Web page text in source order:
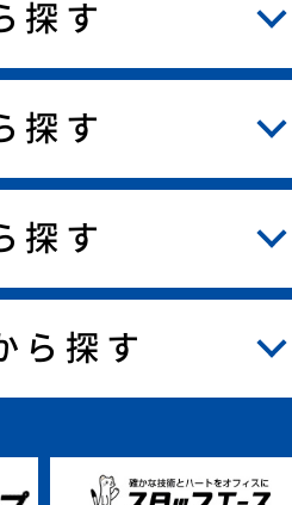
探す
探す
探す
ら探す